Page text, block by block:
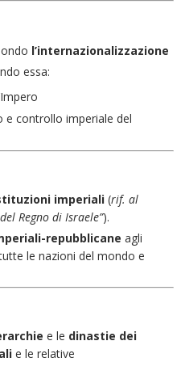
l’internazionalizzazione
essa:
e controllo imperiale del
imperiali (rif. al
Regno di Israele”).
repubblicane agli
le nazioni del mondo e
e le dinastie dei
e le relative